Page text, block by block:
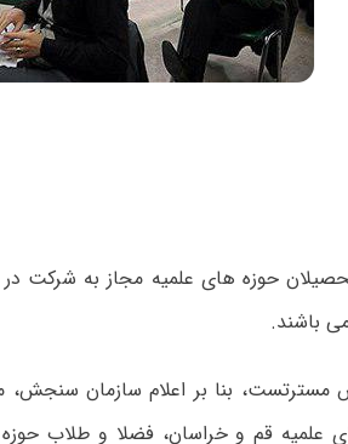
باشند.
مسترتست، بنا بر اعلام سازمان
علمیه قم و خراسان، فضلا و طلاب